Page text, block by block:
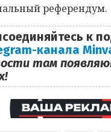
референдум.
к
канала
там